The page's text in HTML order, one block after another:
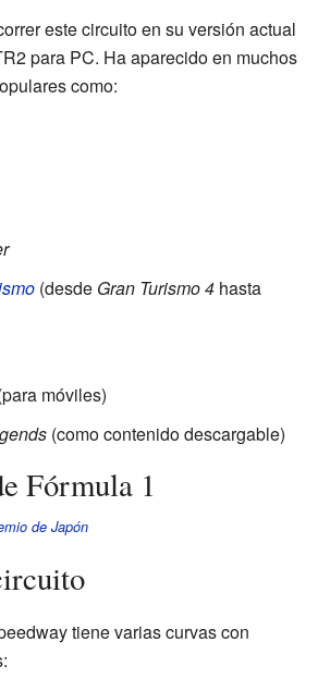
este circuito en su versión actual
para PC. Ha aparecido en muchos
como:
(desde Gran Turismo 4 hasta
móviles)
(como contenido descargable)
Fórmula 1
de Japón
tiene varias curvas con